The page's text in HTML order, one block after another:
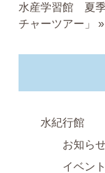
水産学習館 夏季
チャーツアー」
»
水紀行館
お知ら
イベント